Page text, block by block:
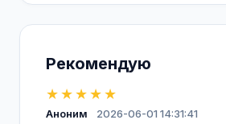
Рекомендую
★★★★★
Аноним
2026-06-01 14:31:41